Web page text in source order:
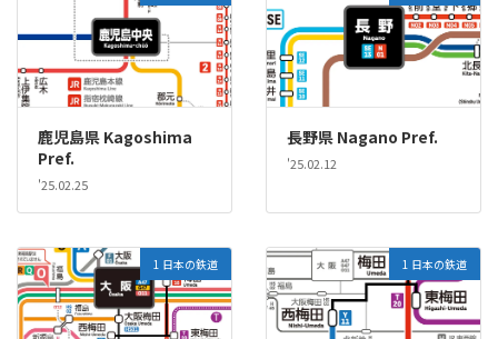
鹿児島県 Kagoshima
Pref.
'25.02.25
長野県 Nagano Pref.
'25.02.12
1 日本の鉄道 1 日本の鉄道